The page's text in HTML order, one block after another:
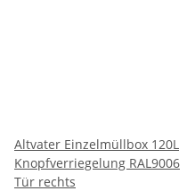
Altvater Einzelmüllbox 120L
Knopfverriegelung RAL9006
Tür rechts